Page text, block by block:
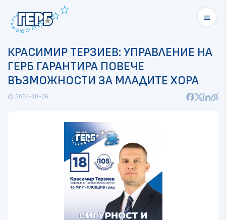
menu
КРАСИМИР ТЕРЗИЕВ: УПРАВЛЕНИЕ НА
ГЕРБ ГАРАНТИРА ПОВЕЧЕ
ВЪЗМОЖНОСТИ ЗА МЛАДИТЕ ХОРА
schedule 2024-10-06